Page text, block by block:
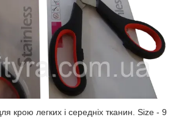
крою легких і середніх тканин. Size - 9